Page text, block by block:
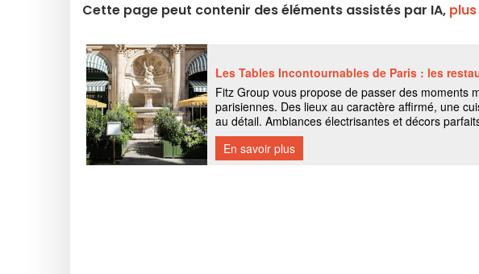
Cette page peut contenir des éléments assistés par IA,